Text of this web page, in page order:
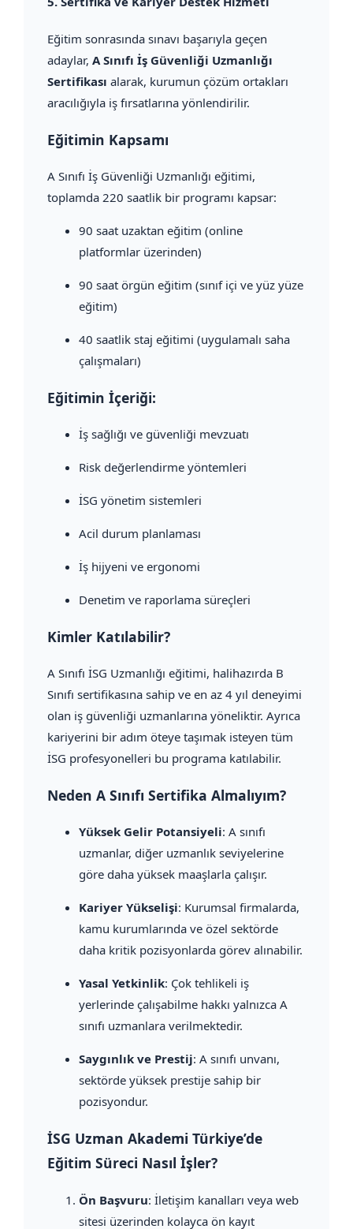
Eğitim sonrasında sınavı başarıyla geçen
adaylar, A Sınıfı İş Güvenliği Uzmanlığı
Sertifikası alarak, kurumun çözüm ortakları
aracılığıyla iş fırsatlarına yönlendirilir.
Eğitimin Kapsamı
A Sınıfı İş Güvenliği Uzmanlığı eğitimi,
toplamda 220 saatlik bir programı kapsar:
90 saat uzaktan eğitim (online
platformlar üzerinden)
90 saat örgün eğitim (sınıf içi ve yüz yüze
eğitim)
40 saatlik staj eğitimi (uygulamalı saha
çalışmaları)
Eğitimin İçeriği:
İş sağlığı ve güvenliği mevzuatı
Risk değerlendirme yöntemleri
İSG yönetim sistemleri
Acil durum planlaması
İş hijyeni ve ergonomi
Denetim ve raporlama süreçleri
Kimler Katılabilir?
A Sınıfı İSG Uzmanlığı eğitimi, halihazırda B
Sınıfı sertifikasına sahip ve en az 4 yıl deneyimi
olan iş güvenliği uzmanlarına yöneliktir. Ayrıca
kariyerini bir adım öteye taşımak isteyen tüm
İSG profesyonelleri bu programa katılabilir.
Neden A Sınıfı Sertifika Almalıyım?
Yüksek Gelir Potansiyeli: A sınıfı
uzmanlar, diğer uzmanlık seviyelerine
göre daha yüksek maaşlarla çalışır.
Kariyer Yükselişi: Kurumsal firmalarda,
kamu kurumlarında ve özel sektörde
daha kritik pozisyonlarda görev alınabilir.
Yasal Yetkinlik: Çok tehlikeli iş
yerlerinde çalışabilme hakkı yalnızca A
sınıfı uzmanlara verilmektedir.
Saygınlık ve Prestij: A sınıfı unvanı,
sektörde yüksek prestije sahip bir
pozisyondur.
İSG Uzman Akademi Türkiye’de
Eğitim Süreci Nasıl İşler?
Ön Başvuru: İletişim kanalları veya web
sitesi üzerinden kolayca ön kayıt